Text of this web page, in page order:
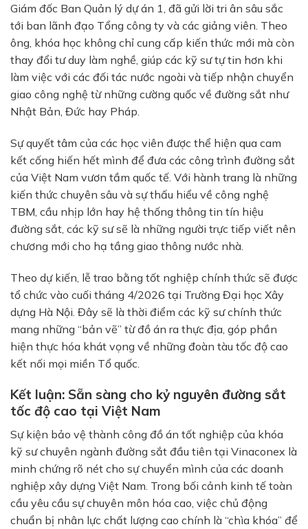
Giám đốc Ban Quản lý dự án 1, đã gửi lời tri ân sâu sắc
tới ban lãnh đạo Tổng công ty và các giảng viên. Theo
ông, khóa học không chỉ cung cấp kiến thức mới mà còn
thay đổi tư duy làm nghề, giúp các kỹ sư tự tin hơn khi
làm việc với các đối tác nước ngoài và tiếp nhận chuyển
giao công nghệ từ những cường quốc về đường sắt như
Nhật Bản, Đức hay Pháp.
Sự quyết tâm của các học viên được thể hiện qua cam
kết cống hiến hết mình để đưa các công trình đường sắt
của Việt Nam vươn tầm quốc tế. Với hành trang là những
kiến thức chuyên sâu và sự thấu hiểu về công nghệ
TBM, cầu nhịp lớn hay hệ thống thông tin tín hiệu
đường sắt, các kỹ sư sẽ là những người trực tiếp viết nên
chương mới cho hạ tầng giao thông nước nhà.
Theo dự kiến, lễ trao bằng tốt nghiệp chính thức sẽ được
tổ chức vào cuối tháng 4/2026 tại Trường Đại học Xây
dựng Hà Nội. Đây sẽ là thời điểm các kỹ sư chính thức
mang những “bản vẽ” từ đồ án ra thực địa, góp phần
hiện thực hóa khát vọng về những đoàn tàu tốc độ cao
kết nối mọi miền Tổ quốc.
Kết luận: Sẵn sàng cho kỷ nguyên đường sắt
tốc độ cao tại Việt Nam
Sự kiện bảo vệ thành công đồ án tốt nghiệp của khóa
kỹ sư chuyên ngành đường sắt đầu tiên tại Vinaconex là
minh chứng rõ nét cho sự chuyển mình của các doanh
nghiệp xây dựng Việt Nam. Trong bối cảnh kinh tế toàn
cầu yêu cầu sự chuyên môn hóa cao, việc chủ động
chuẩn bị nhân lực chất lượng cao chính là “chìa khóa” để